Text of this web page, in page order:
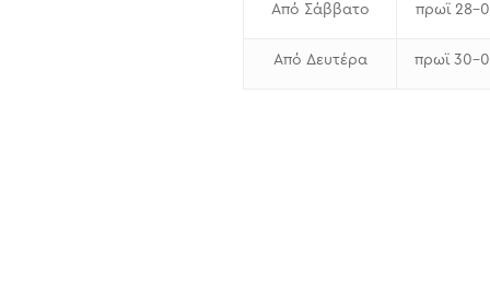
Από Σάββατο πρωϊ 28-
Από Δευτέρα πρωϊ 30-